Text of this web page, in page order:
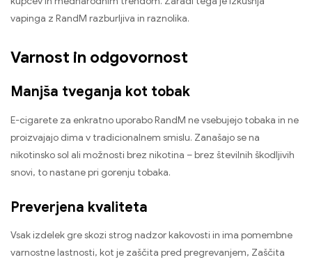
vapinga z RandM razburljiva in raznolika.
Varnost in odgovornost
Manjša tveganja kot tobak
E-cigarete za enkratno uporabo RandM ne vsebujejo tobaka in ne
proizvajajo dima v tradicionalnem smislu. Zanašajo se na
nikotinsko sol ali možnosti brez nikotina – brez številnih škodljivih
snovi, to nastane pri gorenju tobaka.
Preverjena kvaliteta
Vsak izdelek gre skozi strog nadzor kakovosti in ima pomembne
varnostne lastnosti, kot je zaščita pred pregrevanjem, Zaščita